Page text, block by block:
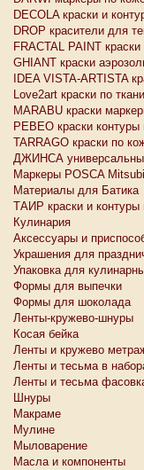
DECOLA краски и
DROP красители для
FRACTAL PAINT краски
GHIANT краски
IDEA VISTA-ARTISTA
Love2art краски по ткани
MARABU краски
PEBEO краски
TARRAGO краски по
ДЖИНСА
Маркеры POSCA
Материалы для Батика
ТАИР краски и контуры
Кулинария
Аксессуары и
Украшения для
Упаковка для
Формы для выпечки
Формы для шоколада
Ленты-кружево-шнуры
Косая бейка
Ленты и кружево
Ленты и тесьма в
Ленты и тесьма
Шнуры
Макраме
Мулине
Мыловарение
Масла и компоненты